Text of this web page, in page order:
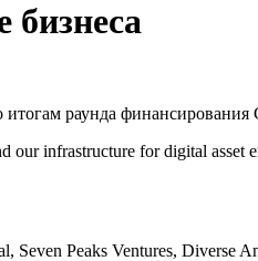
раунда
our infrastructure for digital asset
Seven Peaks Ventures, Diverse